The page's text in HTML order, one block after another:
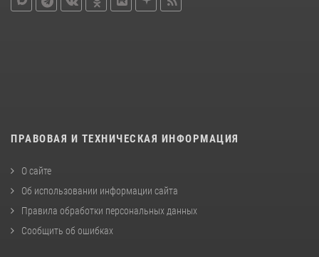
ПРАВОВАЯ И ТЕХНИЧЕСКАЯ ИНФОРМАЦИЯ
О сайте
Об использовании информации сайта
Правила обработки персональных данных
Сообщить об ошибках